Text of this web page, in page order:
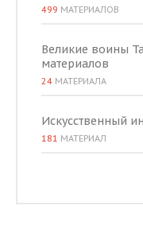
499 МАТЕРИАЛОВ
Великие воины
материалов
24 МАТЕРИАЛА
Искусственный
181 МАТЕРИАЛ